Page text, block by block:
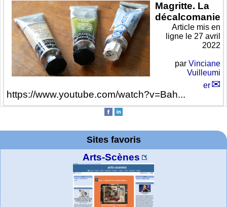
Magritte. La
décalcomanie
https://www.youtube.com/watch?v=Bah...
Article mis en
ligne le 27 avril
2022
par Vinciane
Vuilleumi
er
Sites favoris
Arts-Scènes